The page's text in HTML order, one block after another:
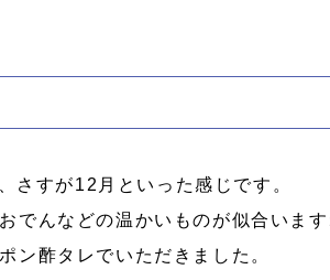
さすが12月といった感じです。
でんなどの温かいものが似合います
ン酢タレでいただきました。